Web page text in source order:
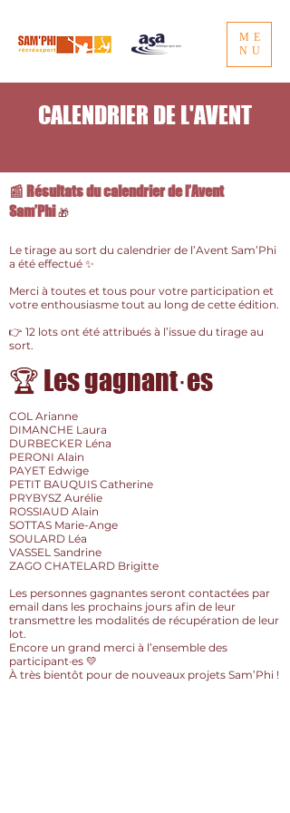
ME
NU
CALENDRIER DE L'AVENT
📰 Résultats du calendrier de l’Avent
Sam’Phi🎁
Le tirage au sort du calendrier de l’Avent Sam’Phi
a été effectué ✨
Merci à toutes et tous pour votre participation et
votre enthousiasme tout au long de cette édition.
👉 12 lots ont été attribués à l’issue du tirage au
sort.
🏆 Les gagnant·es
COL Arianne
DIMANCHE Laura
DURBECKER Léna
PERONI Alain
PAYET Edwige
PETIT BAUQUIS Catherine
PRYBYSZ Aurélie
ROSSIAUD Alain
SOTTAS Marie-Ange
SOULARD Léa
VASSEL Sandrine
ZAGO CHATELARD Brigitte
Les personnes gagnantes seront contactées par
email dans les prochains jours afin de leur
transmettre les modalités de récupération de leur
lot.
Encore un grand merci à l’ensemble des
participant·es 💛
À très bientôt pour de nouveaux projets Sam’Phi !